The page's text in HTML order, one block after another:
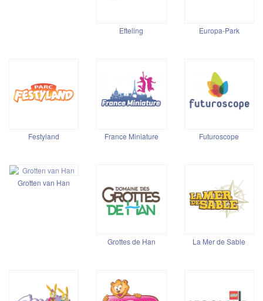
Efteling Europa-Park
Festyland France Miniature Futuroscope
Grotten van Han
Grottes de Han La Mer de Sable